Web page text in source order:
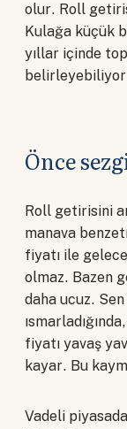
olur. Roll
Kulağa küçük
yıllar içinde
Önce
Roll getirisini
manava
fiyatı ile
olmaz. Bazen
daha ucuz.
fiyatı yavaş
kayar. Bu
Vadeli